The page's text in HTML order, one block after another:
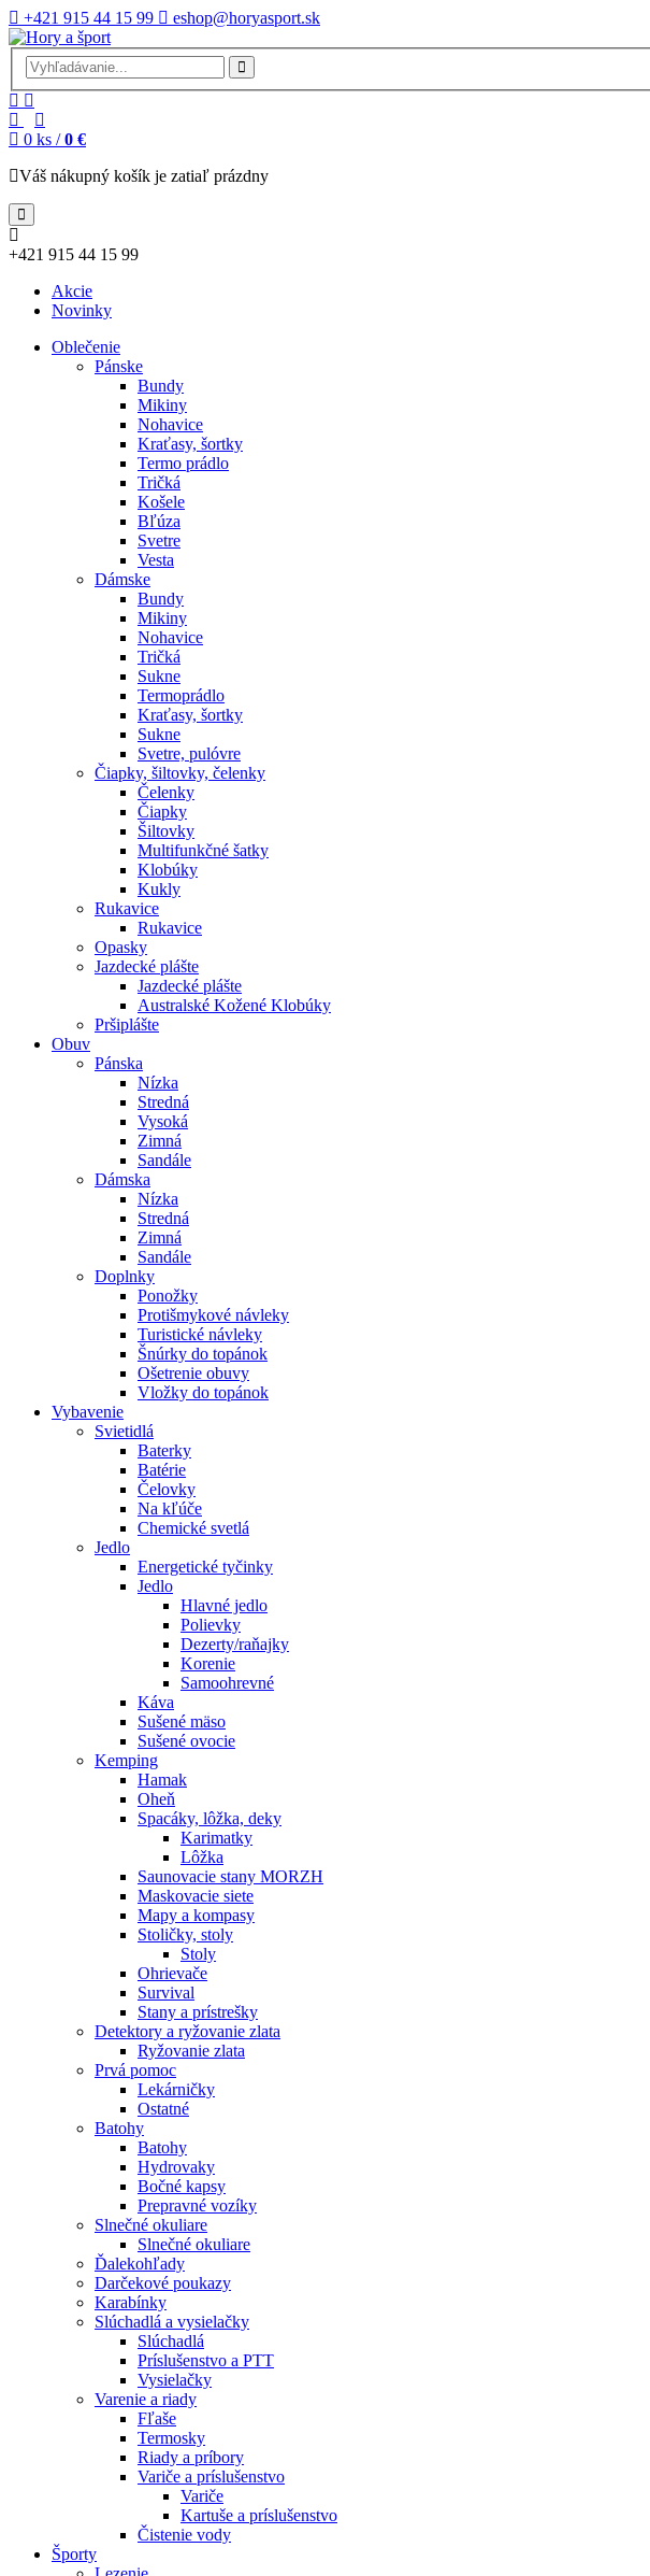
+421 915 44 15 99 eshop@horyasport.sk
0 ks / 0 €
Váš nákupný košík je zatiaľ prázdny
+421 915 44 15 99
Akcie
Novinky
Oblečenie
Pánske
Bundy
Mikiny
Nohavice
Kraťasy, šortky
Termo prádlo
Tričká
Košele
Bľúza
Svetre
Vesta
Dámske
Bundy
Mikiny
Nohavice
Tričká
Sukne
Termoprádlo
Kraťasy, šortky
Sukne
Svetre, pulóvre
Čiapky, šiltovky, čelenky
Čelenky
Čiapky
Šiltovky
Multifunkčné šatky
Klobúky
Kukly
Rukavice
Rukavice
Opasky
Jazdecké plášte
Jazdecké plášte
Australské Kožené Klobúky
Pršiplášte
Obuv
Pánska
Nízka
Stredná
Vysoká
Zimná
Sandále
Dámska
Nízka
Stredná
Zimná
Sandále
Doplnky
Ponožky
Protišmykové návleky
Turistické návleky
Šnúrky do topánok
Ošetrenie obuvy
Vložky do topánok
Vybavenie
Svietidlá
Baterky
Batérie
Čelovky
Na kľúče
Chemické svetlá
Jedlo
Energetické tyčinky
Jedlo
Hlavné jedlo
Polievky
Dezerty/raňajky
Korenie
Samoohrevné
Káva
Sušené mäso
Sušené ovocie
Kemping
Hamak
Oheň
Spacáky, lôžka, deky
Karimatky
Lôžka
Saunovacie stany MORZH
Maskovacie siete
Mapy a kompasy
Stoličky, stoly
Stoly
Ohrievače
Survival
Stany a prístrešky
Detektory a ryžovanie zlata
Ryžovanie zlata
Prvá pomoc
Lekárničky
Ostatné
Batohy
Batohy
Hydrovaky
Bočné kapsy
Prepravné vozíky
Slnečné okuliare
Slnečné okuliare
Ďalekohľady
Darčekové poukazy
Karabínky
Slúchadlá a vysielačky
Slúchadlá
Príslušenstvo a PTT
Vysielačky
Varenie a riady
Fľaše
Termosky
Riady a príbory
Variče a príslušenstvo
Variče
Kartuše a príslušenstvo
Čistenie vody
Športy